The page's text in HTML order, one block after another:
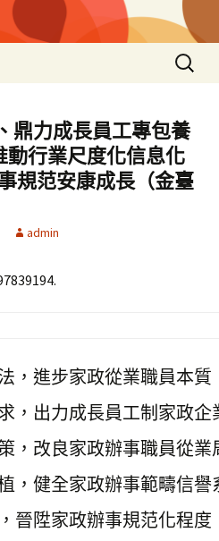
搜
尋
鍵
字:
鼎力成長員工專包養
行業尺度化信息化
規范安康成長（金臺
admin
進步家政從業職員本質
出力成長員工制家政企
改良家政辦事職員從業
健全家政辦事範疇信譽
陞家政辦事規范化程度